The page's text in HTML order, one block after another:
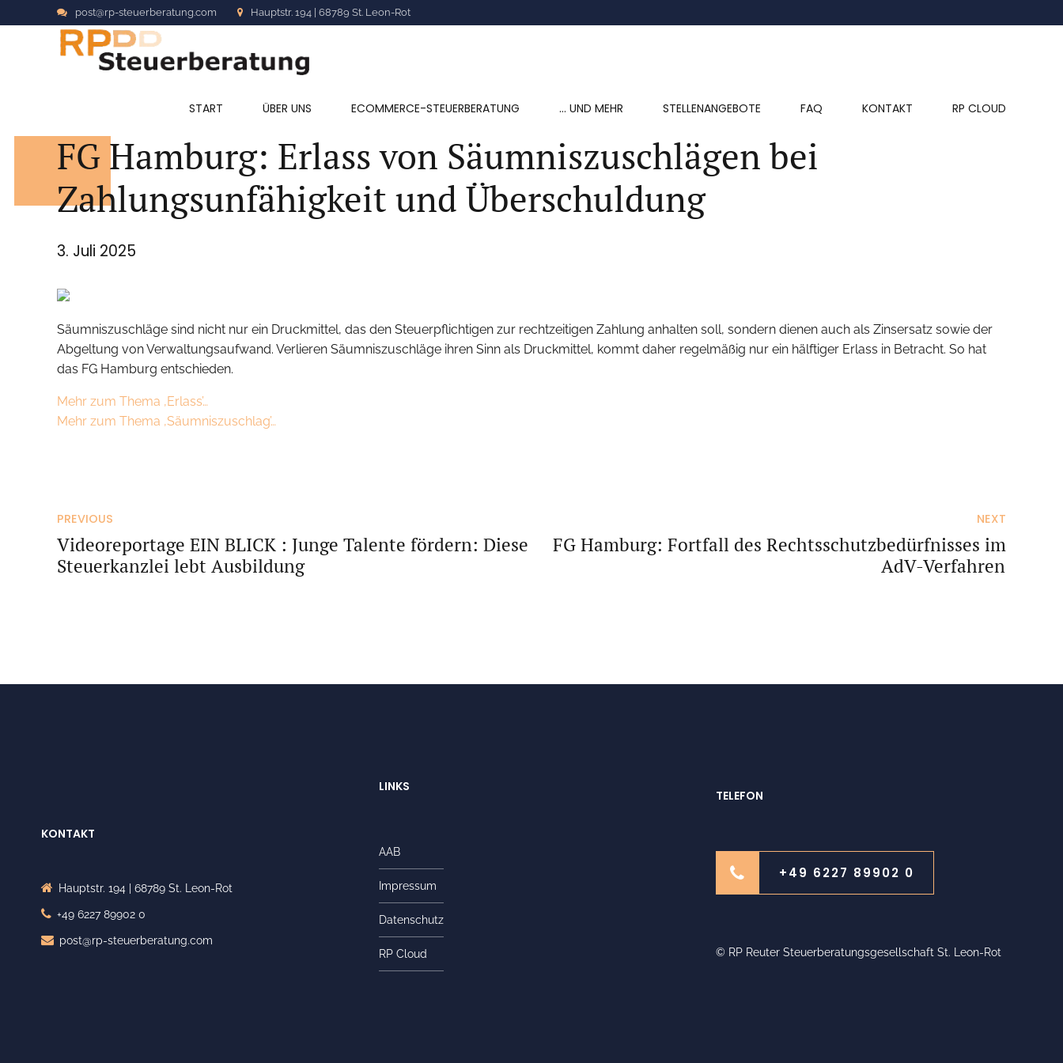
post@rp-steuerberatung.com Hauptstr. 194 | 68789 St. Leon-Rot
START ÜBER UNS ECOMMERCE-STEUERBERATUNG … UND MEHR STELLENANGEBOTE FAQ KONTAKT RP CLOUD
FG Hamburg: Erlass von Säumniszuschlägen bei
Zahlungsunfähigkeit und Überschuldung
3. Juli 2025
Säumniszuschläge sind nicht nur ein Druckmittel, das den Steuerpflichtigen zur rechtzeitigen Zahlung anhalten soll, sondern dienen auch als Zinsersatz sowie der
Abgeltung von Verwaltungsaufwand. Verlieren Säumniszuschläge ihren Sinn als Druckmittel, kommt daher regelmäßig nur ein hälftiger Erlass in Betracht. So hat
das FG Hamburg entschieden.
Mehr zum Thema ‚Erlass’…
Mehr zum Thema ‚Säumniszuschlag’…
PREVIOUS
Videoreportage EIN BLICK : Junge Talente fördern: Diese
Steuerkanzlei lebt Ausbildung
NEXT
FG Hamburg: Fortfall des Rechtsschutzbedürfnisses im
AdV-Verfahren
KONTAKT
Hauptstr. 194 | 68789 St. Leon-Rot
+49 6227 89902 0
post@rp-steuerberatung.com
LINKS
AAB
Impressum
Datenschutz
RP Cloud
TELEFON
+49 6227 89902 0
© RP Reuter Steuerberatungsgesellschaft St. Leon-Rot